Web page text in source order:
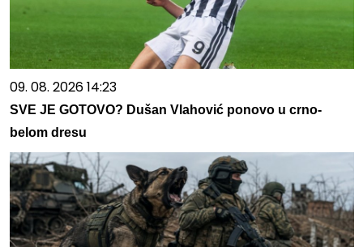
09. 08. 2026 14:23
SVE JE GOTOVO? Dušan Vlahović ponovo u crno-
belom dresu